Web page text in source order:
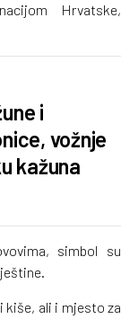
Hrvatske,
i
vožnje
kažuna
simbol su
kiše, ali i mjesto za